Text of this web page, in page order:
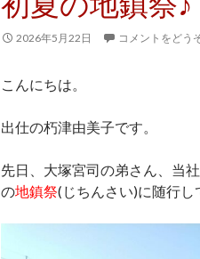
2026年5月22日 コメントをどう
こんにちは。
出仕の朽津由美子です。
先日、大塚宮司の弟さん、当
の地鎮祭(じちんさい)に随行し